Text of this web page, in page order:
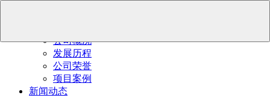
公司概况
发展历程
公司荣誉
项目案例
新闻动态